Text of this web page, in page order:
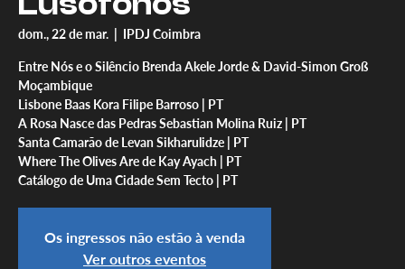
dom., 22 de mar. IPDJ Coimbra
Entre Nós e o Silêncio Brenda Akele Jorde & David-Simon Groß
Moçambique
Lisbone Baas Kora Filipe Barroso | PT
A Rosa Nasce das Pedras Sebastian Molina Ruiz | PT
Santa Camarão de Levan Sikharulidze | PT
Where The Olives Are de Kay Ayach | PT
Catálogo de Uma Cidade Sem Tecto | PT
Os ingressos não estão à venda
Ver outros eventos